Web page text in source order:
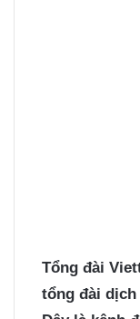
Tổng đài
tổng đài dịch